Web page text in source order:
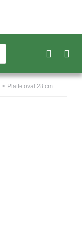
Platte oval 28 cm